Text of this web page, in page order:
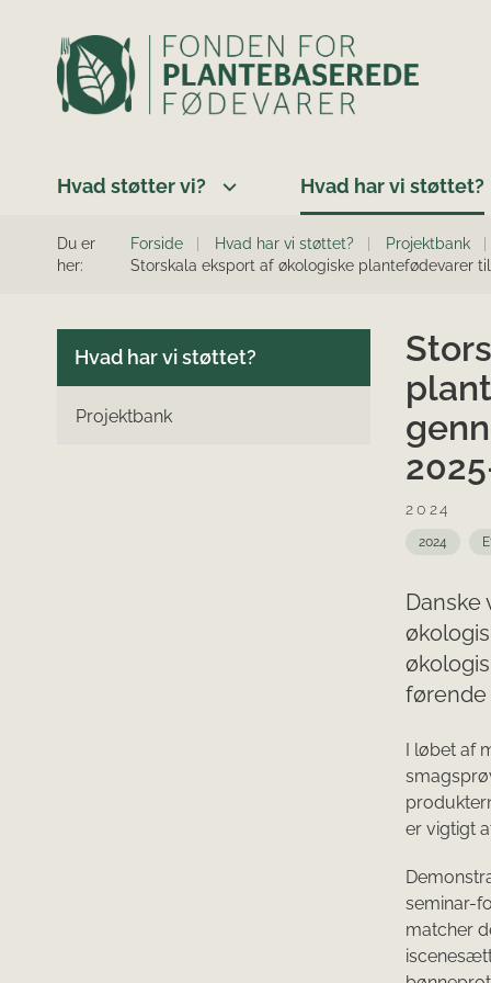
Hvad støtter vi? Hvad har vi støttet?
Du er
her:
Forside Hvad har vi støttet? Projektbank
Storskala eksport af økologiske plantefødevarer
Hvad har vi støttet?
Projektbank
2024
2024
Danske
førende
I løbet af
er vigtigt
seminar-
matcher